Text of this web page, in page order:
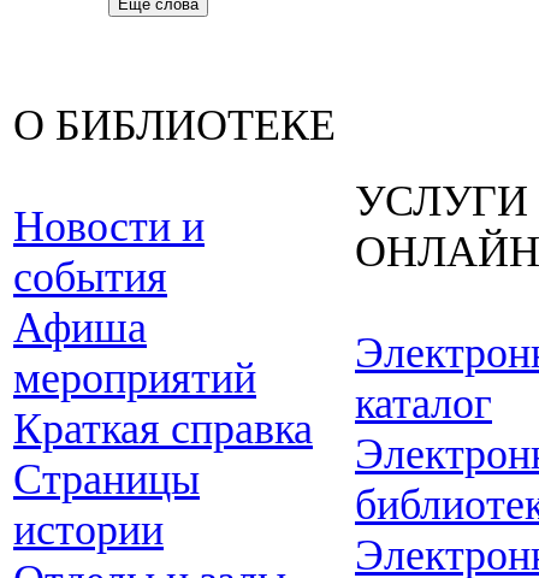
Еще слова
О БИБЛИОТЕКЕ
Новости и
события
Афиша
мероприятий
Краткая справка
Страницы
истории
УСЛУГИ
ОНЛАЙН
каталог